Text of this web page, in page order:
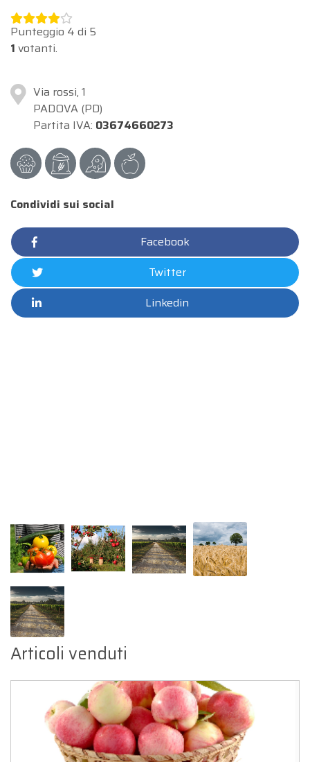
Punteggio 4 di 5
1 votanti.
Via rossi, 1
PADOVA (PD)
Partita IVA: 03674660273
Condividi sui social
Facebook
Twitter
Linkedin
Articoli venduti